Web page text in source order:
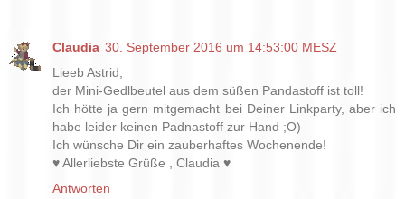
Claudia 30. September 2016 um 14:53:00 MESZ
Lieeb Astrid,
der Mini-Gedlbeutel aus dem süßen Pandastoff ist toll!
Ich hötte ja gern mitgemacht bei Deiner Linkparty, aber ich
habe leider keinen Padnastoff zur Hand ;O)
Ich wünsche Dir ein zauberhaftes Wochenende!
♥ Allerliebste Grüße , Claudia ♥
Antworten